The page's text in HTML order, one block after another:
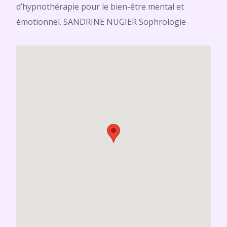
d’hypnothérapie pour le bien-être mental et
émotionnel. SANDRINE NUGIER Sophrologie